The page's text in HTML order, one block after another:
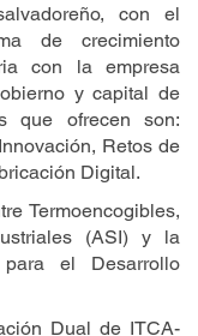
con el
de crecimiento
con la empresa
y capital de
que ofrecen son:
Retos de
Digital.
Termoencogibles,
(ASI) y la
el Desarrollo
Dual de ITCA-